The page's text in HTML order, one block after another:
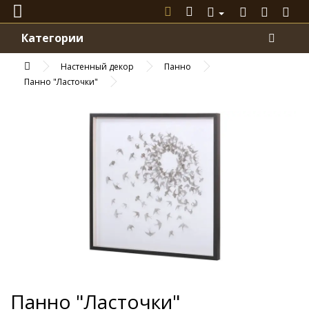
Категории
Настенный декор
Панно
Панно "Ласточки"
Панно "Ласточки"